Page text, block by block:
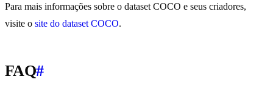
Para mais informações sobre o dataset COCO e seus criadores,
visite o site do dataset COCO.
FAQ#